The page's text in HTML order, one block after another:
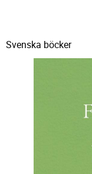
Svenska böcker